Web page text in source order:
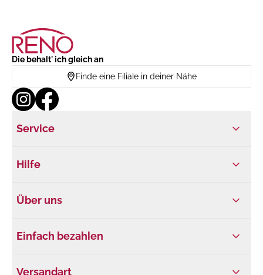
Die behalt' ich gleich an
Finde eine Filiale in deiner Nähe
Service
Hilfe
Über uns
Einfach bezahlen
Versandart